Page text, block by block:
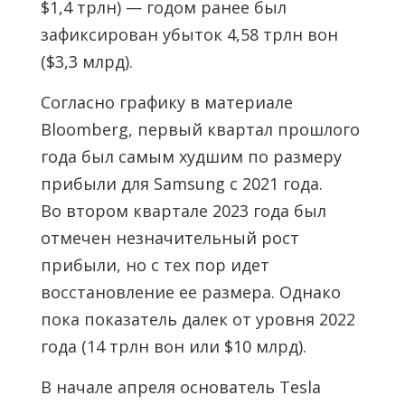
$1,4 трлн) — годом ранее был
зафиксирован убыток 4,58 трлн вон
($3,3 млрд).
Согласно графику в материале
Bloomberg, первый квартал прошлого
года был самым худшим по размеру
прибыли для Samsung с 2021 года.
Во втором квартале 2023 года был
отмечен незначительный рост
прибыли, но с тех пор идет
восстановление ее размера. Однако
пока показатель далек от уровня 2022
года (14 трлн вон или $10 млрд).
В начале апреля основатель Tesla